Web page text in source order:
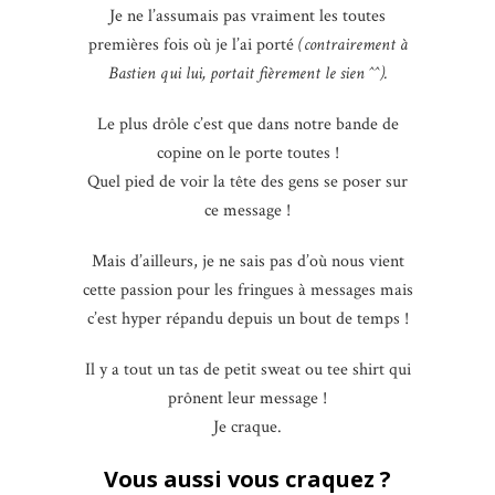
Je ne l’assumais pas vraiment les toutes
premières fois où je l’ai porté(contrairement à
Bastien qui lui, portait fièrement le sien ^^).
Le plus drôle c’est que dans notre bande de
copine on le porte toutes !
Quel pied de voir la tête des gens se poser sur
ce message !
Mais d’ailleurs, je ne sais pas d’où nous vient
cette passion pour les fringues à messages mais
c’est hyper répandu depuis un bout de temps !
Il y a tout un tas de petit sweat ou tee shirt qui
prônent leur message !
Je craque.
Vous aussi vous craquez ?